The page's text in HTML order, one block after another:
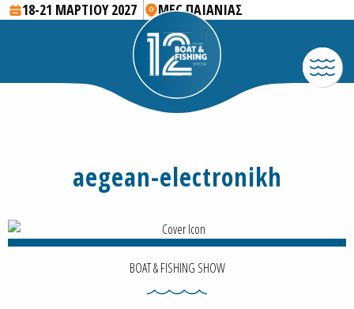
18-21 ΜΑΡΤΙΟΥ 2027 MEC ΠΑΙΑΝΙΑΣ
aegean-electronikh
BOAT & FISHING SHOW